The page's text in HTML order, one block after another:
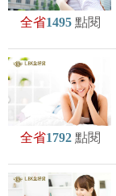
全省1495 點閱
全省1792 點閱